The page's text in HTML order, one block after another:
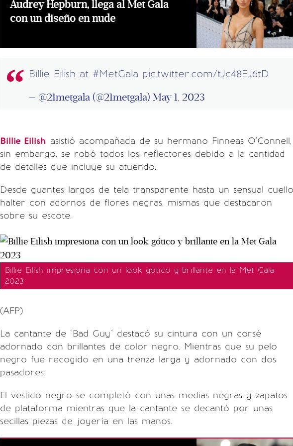
Audrey Hepburn, llega al Met Gala
con un diseño en nude
Billie Eilish at #MetGala pic.twitter.com/tJc48EJ6tD
— @21metgala (@21metgala) May 1, 2023
Billie Eilish asistió acompañada de su hermano Finneas O'Connell,
sin embargo, se robó todos los reflectores debido a la cantidad
de detalles que incluye su atuendo.
Desde guantes largos de tela transparente hasta un sensual cuello
halter con adornos de flores negras, mismas que destacaron
sobre su escote.
Billie Eilish impresiona con un look gótico y brillante en la Met Gala
2023
(AFP)
La cantante de "Bad Guy" destacó su cintura con un corsé
adornado con brillantes de color negro. Mientras que su pelo
negro fue recogido en una trenza larga y adornado con dos
pasadores.
El vestido negro se completó con unas medias negras y zapatos
de plataforma mientras que la cantante se decantó por unas
secillas piezas de joyería en las manos.